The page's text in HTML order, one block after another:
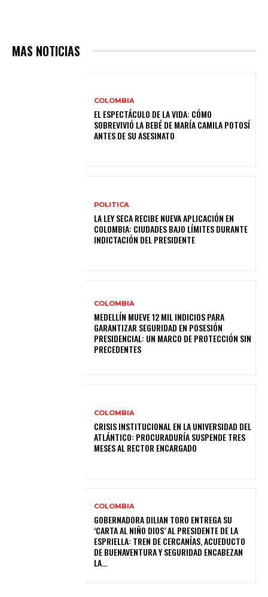
MAS NOTICIAS
COLOMBIA
EL ESPECTÁCULO DE LA VIDA: CÓMO
SOBREVIVIÓ LA BEBÉ DE MARÍA CAMILA POTOSÍ
ANTES DE SU ASESINATO
POLITICA
LA LEY SECA RECIBE NUEVA APLICACIÓN EN
COLOMBIA: CIUDADES BAJO LÍMITES DURANTE
INDICTACIÓN DEL PRESIDENTE
COLOMBIA
MEDELLÍN MUEVE 12 MIL INDICIOS PARA
GARANTIZAR SEGURIDAD EN POSESIÓN
PRESIDENCIAL: UN MARCO DE PROTECCIÓN SIN
PRECEDENTES
COLOMBIA
CRISIS INSTITUCIONAL EN LA UNIVERSIDAD DEL
ATLÁNTICO: PROCURADURÍA SUSPENDE TRES
MESES AL RECTOR ENCARGADO
COLOMBIA
GOBERNADORA DILIAN TORO ENTREGA SU
‘CARTA AL NIÑO DIOS’ AL PRESIDENTE DE LA
ESPRIELLA: TREN DE CERCANÍAS, ACUEDUCTO
DE BUENAVENTURA Y SEGURIDAD ENCABEZAN
LA...